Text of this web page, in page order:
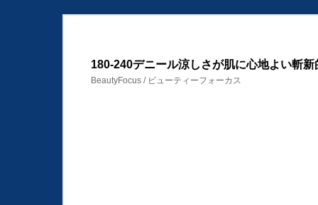
180-240デニール涼しさが肌に心地よい斬
BeautyFocus / ビューティーフォーカス